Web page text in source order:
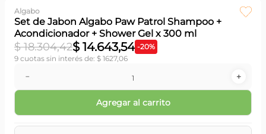
Algabo
Set de Jabon Algabo Paw Patrol Shampoo +
Acondicionador + Shower Gel x 300 ml
$ 18.304,42$ 14.643,54 -20%
9 cuotas sin interés de: $ 1627,06
＋
－
Agregar al carrito